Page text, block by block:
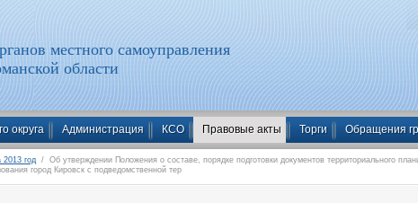
местного самоуправления
области
округа Администрация КСО Правовые акты Торги Обращения
2013 год / Об утверждении Положения о составе, порядке подготовки документов территориального
город Кировск с подведомственной тер